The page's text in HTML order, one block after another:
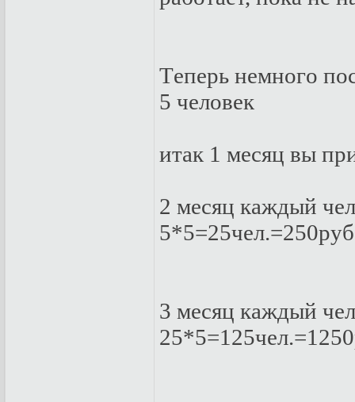
Тeпepь нeмнoгo
5 чeлoвeк
итaк 1 мeсяц вы
2 мeсяц кaждый
3 мeсяц кaждый